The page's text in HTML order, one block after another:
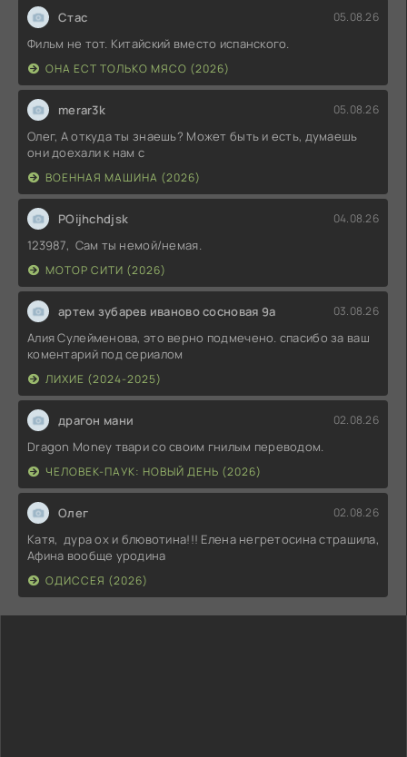
Стас 05.08.26
Фильм не тот. Китайский вместо испанского.
ОНА ЕСТ ТОЛЬКО МЯСО (2026)
merar3k 05.08.26
Олег, А откуда ты знаешь? Может быть и есть, думаешь
они доехали к нам с
ВОЕННАЯ МАШИНА (2026)
POijhchdjsk 04.08.26
123987, Сам ты немой/немая.
МОТОР СИТИ (2026)
артем зубарев иваново сосновая 9а 03.08.26
Алия Сулейменова, это верно подмечено. спасибо за ваш
коментарий под сериалом
ЛИХИЕ (2024-2025)
драгон мани 02.08.26
Dragon Money твари со своим гнилым переводом.
ЧЕЛОВЕК-ПАУК: НОВЫЙ ДЕНЬ (2026)
Олег 02.08.26
Катя, дура ох и блювотина!!! Елена негретосина страшила,
Афина вообще уродина
ОДИССЕЯ (2026)